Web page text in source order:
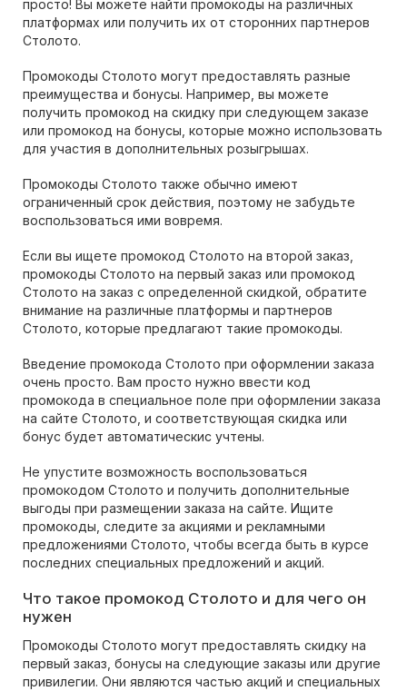
просто! Вы можете найти промокоды на различных
платформах или получить их от сторонних партнеров
Столото.
Промокоды Столото могут предоставлять разные
преимущества и бонусы. Например, вы можете
получить промокод на скидку при следующем заказе
или промокод на бонусы, которые можно использовать
для участия в дополнительных розыгрышах.
Промокоды Столото также обычно имеют
ограниченный срок действия, поэтому не забудьте
воспользоваться ими вовремя.
Если вы ищете промокод Столото на второй заказ,
промокоды Столото на первый заказ или промокод
Столото на заказ с определенной скидкой, обратите
внимание на различные платформы и партнеров
Столото, которые предлагают такие промокоды.
Введение промокода Столото при оформлении заказа
очень просто. Вам просто нужно ввести код
промокода в специальное поле при оформлении заказа
на сайте Столото, и соответствующая скидка или
бонус будет автоматическис учтены.
Не упустите возможность воспользоваться
промокодом Столото и получить дополнительные
выгоды при размещении заказа на сайте. Ищите
промокоды, следите за акциями и рекламными
предложениями Столото, чтобы всегда быть в курсе
последних специальных предложений и акций.
Что такое промокод Столото и для чего он
нужен
Промокоды Столото могут предоставлять скидку на
первый заказ, бонусы на следующие заказы или другие
привилегии. Они являются частью акций и специальных